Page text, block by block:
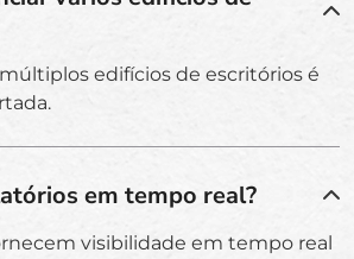
edifícios de escritórios é
em tempo real?
visibilidade em tempo real